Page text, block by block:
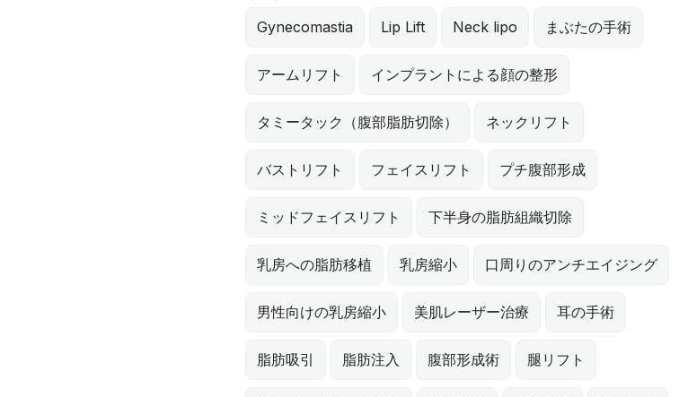
Gynecomastia Lip Lift Neck lipo まぶたの手術
アームリフト インプラントによる顔の整形
タミータック（腹部脂肪切除） ネックリフト
バストリフト フェイスリフト プチ腹部形成
ミッドフェイスリフト 下半身の脂肪組織切除
乳房への脂肪移植 乳房縮小 口周りのアンチエイジング
男性向けの乳房縮小 美肌レーザー治療 耳の手術
脂肪吸引 脂肪注入 腹部形成術 腿リフト